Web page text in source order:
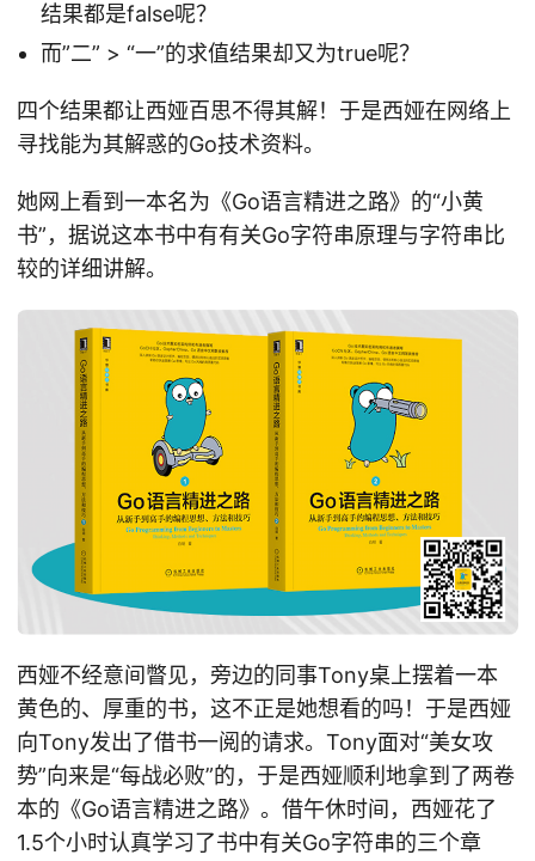
结果都是false呢？
而”二” > “一”的求值结果却又为true呢？
四个结果都让西娅百思不得其解！于是西娅在网络上
寻找能为其解惑的Go技术资料。
她网上看到一本名为《Go语言精进之路》的“小黄
书”，据说这本书中有有关Go字符串原理与字符串比
较的详细讲解。
西娅不经意间瞥见，旁边的同事Tony桌上摆着一本
黄色的、厚重的书，这不正是她想看的吗！于是西娅
向Tony发出了借书一阅的请求。Tony面对“美女攻
势”向来是“每战必败”的，于是西娅顺利地拿到了两卷
本的《Go语言精进之路》。借午休时间，西娅花了
1.5个小时认真学习了书中有关Go字符串的三个章